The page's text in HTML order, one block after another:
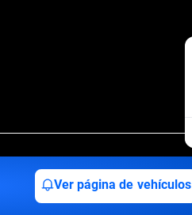
Ver página de vehículos
Financiera · Sitemap